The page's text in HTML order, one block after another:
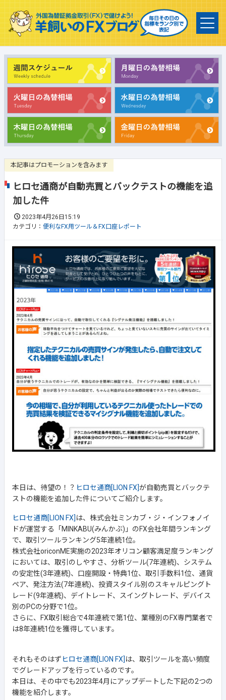
本記事はプロモーションを含みます
ヒロセ通商が自動売買とバックテストの機能を追
加した件
2023年4月26日15:19
カテゴリ： 便利なFX用ツール＆FX口座レポート
本日は、待望の！？ ヒロセ通商[LION FX]が自動売買とバックテ
ストの機能を追加した件についてご紹介します。
ヒロセ通商[LION FX] は、株式会社ミンカブ・ジ・インフォノイ
ドが運営する「MINKABU(みんかぶ)」のFX会社年間ランキング
で、取引ツールランキング5年連続1位。
株式会社oriconME実施の2023年オリコン顧客満足度ランキング
においては、取引のしやすさ、分析ツール(7年連続)、システム
の安定性(3年連続)、口座開設・特典1位、取引手数料1位、通貨
ペア、発注方法(7年連続)、投資スタイル別のスキャルピングト
レード(9年連続)、デイトレード、スイングトレード、デバイス
別のPCの分野で1位。
さらに、FX取引総合で4年連続で第1位、業種別のFX専門業者で
は8年連続1位を獲得しています。
それもそのはず ヒロセ通商[LION FX] は、取引ツールを高い頻度
でグレードアップを行っているのです。
本日は、その中でも2023年4月にアップデートした下記の2つの
機能を紹介します。